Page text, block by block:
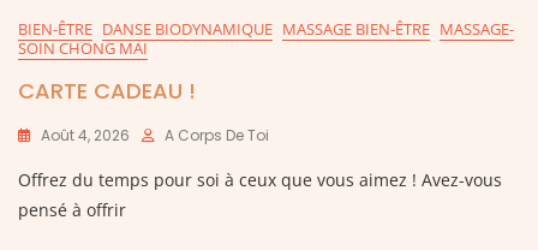
BIEN-ÊTRE DANSE BIODYNAMIQUE MASSAGE BIEN-ÊTRE MASSAGE-
SOIN CHONG MAI
CARTE CADEAU !
Août 4, 2026 A Corps De Toi
Offrez du temps pour soi à ceux que vous aimez ! Avez-vous
pensé à offrir